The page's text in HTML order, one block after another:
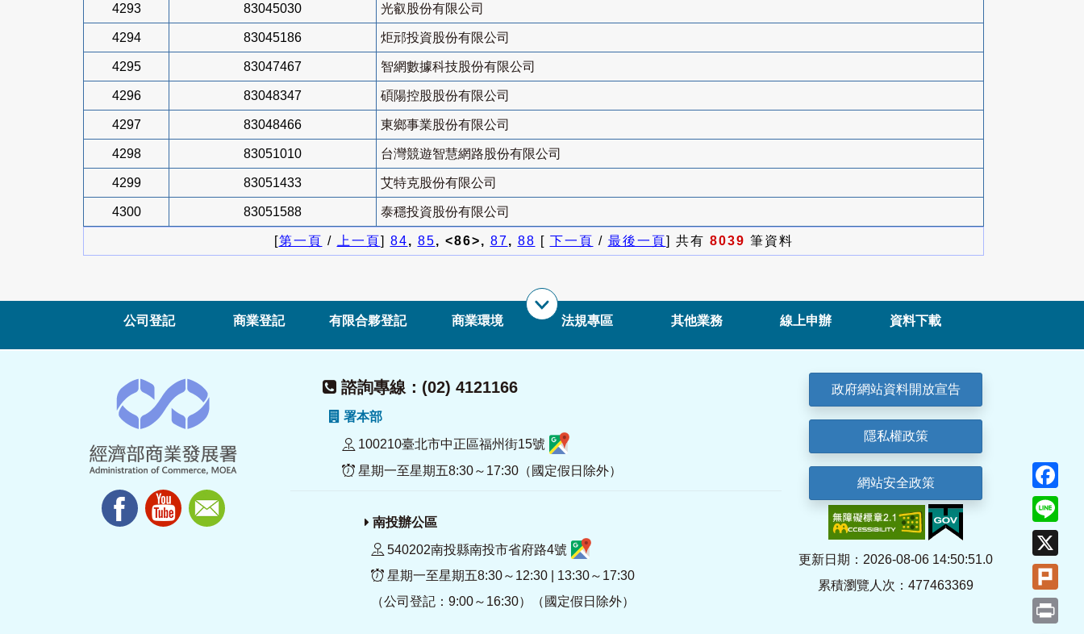
4293 83045030 光叡股份有限公司
4294 83045186 炬邧投資股份有限公司
4295 83047467 智網數據科技股份有限公司
4296 83048347 碩陽控股股份有限公司
4297 83048466 東鄉事業股份有限公司
4298 83051010 台灣競遊智慧網路股份有限公司
4299 83051433 艾特克股份有限公司
4300 83051588 泰穩投資股份有限公司
[第一頁 / 上一頁] 84, 85, <86>, 87, 88 [ 下一頁 / 最後一頁] 共有 8039 筆資料
公司登記 商業登記 有限合夥登記 商業環境 法規專區 其他業務 線上申辦 資料下載
諮詢專線：(02) 4121166
署本部
100210臺北市中正區福州街15號
星期一至星期五8:30～17:30（國定假日除外）
南投辦公區
540202南投縣南投市省府路4號
星期一至星期五8:30～12:30 | 13:30～17:30
（公司登記：9:00～16:30）（國定假日除外）
政府網站資料開放宣告
隱私權政策
網站安全政策
更新日期：2026-08-06 14:50:51.0
累積瀏覽人次：477463369